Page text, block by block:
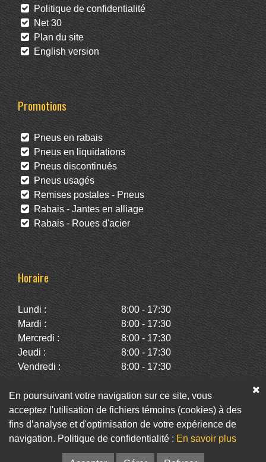
Politique de confidentialité
Net 30
Plan du site
English version
Promotions
Pneus en rabais
Pneus en liquidations
Pneus discontinués
Pneus usagés
Remises postales - Pneus
Rabais - Jantes en alliage
Rabais - Roues d'acier
Horaire
Lundi :
8:00 - 17:30
Mardi :
8:00 - 17:30
Mercredi :
8:00 - 17:30
Jeudi :
8:00 - 17:30
Vendredi :
8:00 - 17:30
Dimanche :
Fermé
Facebook Twitter Infolettre
En poursuivant votre navigation sur ce site, vous
acceptez l'utilisation de fichiers témoins (cookies) à des
fins d’analyse et d'optimisation de votre expérience de
navigation. Politique de confidentialité : En savoir plus